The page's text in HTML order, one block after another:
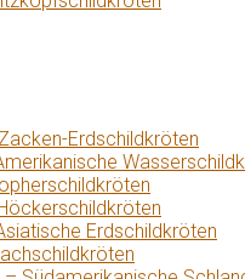
Erdschildkröten
Erdschildkröten